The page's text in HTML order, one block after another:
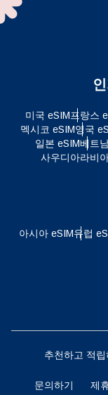
미국 eSIM프랑스
멕시코 eSIM영국
일본 eSIM베트
사우디아라비
아시아 eSIM유럽
추천하고 적립
문의하기 제